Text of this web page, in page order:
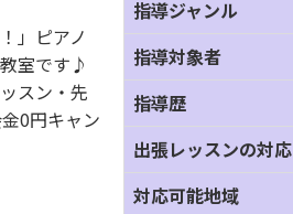
」ピアノ
室です♪
スン・先
0円キャン
指導ジャンル
指導対象者
指導歴
出張レッスンの対応
対応可能地域